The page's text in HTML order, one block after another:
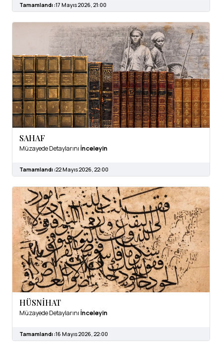
Tamamlandı :17 Mayıs 2026, 21:00
SAHAF
Müzayede Detaylarını İnceleyin
Tamamlandı :22 Mayıs 2026, 22:00
HÜSNİHAT
Müzayede Detaylarını İnceleyin
Tamamlandı :16 Mayıs 2026, 22:00